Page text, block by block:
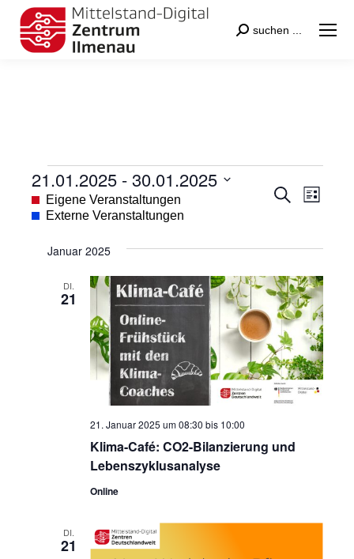
Search:
suchen ...
Veranstaltungen
und
Suche
Liste
21.01.2025 - 30.01.2025
Datum
wählen.
Eigene Veranstaltungen
Externe Veranstaltungen
Januar 2025
DI.
21
Klima-Café: CO2-Bilanzierung und
Lebenszyklusanalyse
21. Januar 2025 um 08:30 bis 10:00
Online
DI.
21